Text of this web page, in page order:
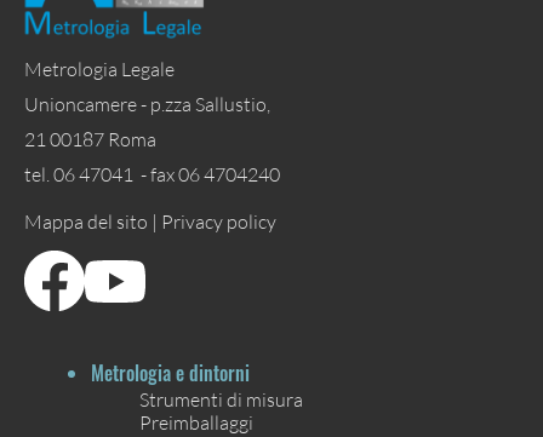
Metrologia Legale
Unioncamere - p.zza Sallustio,
21 00187 Roma
tel. 06 47041 - fax 06 4704240
Mappa del sito | Privacy policy
Metrologia e dintorni
Strumenti di misura
Preimballaggi